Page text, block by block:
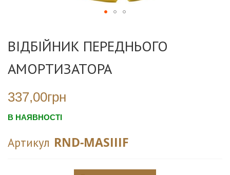
початку
зображень
ВІДБІЙНИК ПЕРЕДНЬОГО
АМОРТИЗАТОРА
337,00грн
В НАЯВНОСТІ
Артикул RND-MASIIIF